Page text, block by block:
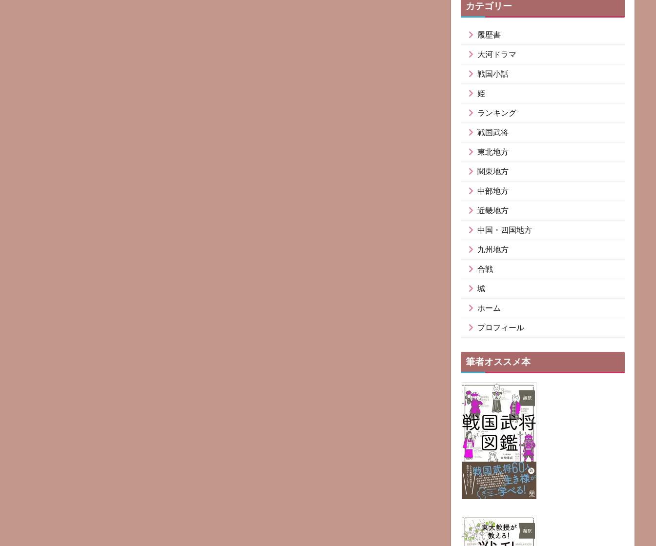
カテゴリー
履歴書
大河ドラマ
戦国小話
姫
ランキング
戦国武将
東北地方
関東地方
中部地方
近畿地方
中国・四国地方
九州地方
合戦
城
ホーム
プロフィール
筆者オススメ本